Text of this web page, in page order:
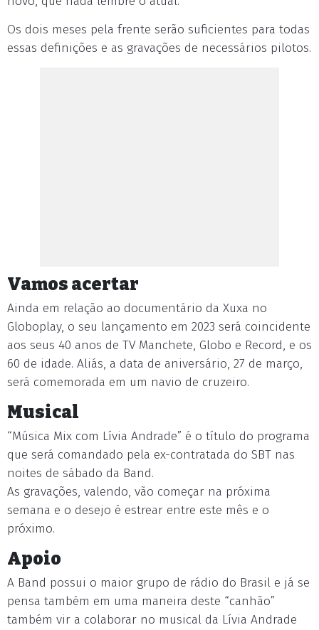
Os dois meses pela frente serão suficientes para todas
essas definições e as gravações de necessários pilotos.
Vamos acertar
Ainda em relação ao documentário da Xuxa no
Globoplay, o seu lançamento em 2023 será coincidente
aos seus 40 anos de TV Manchete, Globo e Record, e os
60 de idade. Aliás, a data de aniversário, 27 de março,
será comemorada em um navio de cruzeiro.
Musical
“Música Mix com Lívia Andrade” é o título do programa
que será comandado pela ex-contratada do SBT nas
noites de sábado da Band.
As gravações, valendo, vão começar na próxima
semana e o desejo é estrear entre este mês e o
próximo.
Apoio
A Band possui o maior grupo de rádio do Brasil e já se
pensa também em uma maneira deste “canhão”
também vir a colaborar no musical da Lívia Andrade